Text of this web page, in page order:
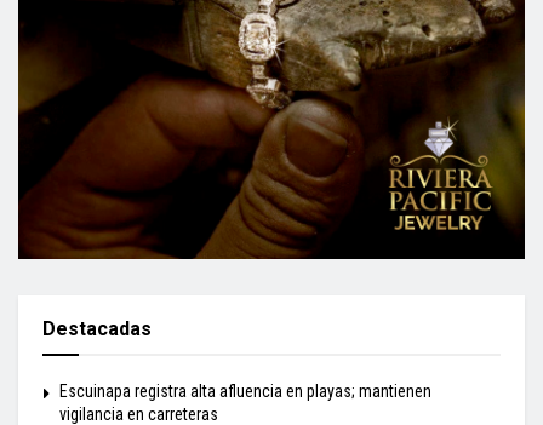
Destacadas
Escuinapa registra alta afluencia en playas; mantienen
vigilancia en carreteras